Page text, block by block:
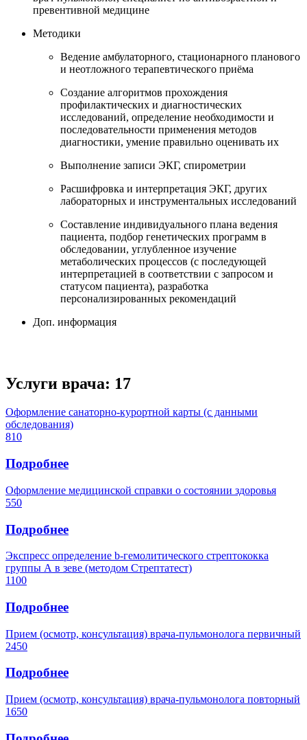
превентивной медицине
Методики
Ведение амбулаторного, стационарного планового
и неотложного терапевтического приёма
Создание алгоритмов прохождения
профилактических и диагностических
исследований, определение необходимости и
последовательности применения методов
диагностики, умение правильно оценивать их
Выполнение записи ЭКГ, спирометрии
Расшифровка и интерпретация ЭКГ, других
лабораторных и инструментальных исследований
Составление индивидуального плана ведения
пациента, подбор генетических программ в
обследовании, углубленное изучение
метаболических процессов (с последующей
интерпретацией в соответствии с запросом и
статусом пациента), разработка
персонализированных рекомендаций
Доп. информация
Услуги врача: 17
Оформление санаторно-курортной карты (с данными
обследования)
810
Подробнее
Оформление медицинской справки о состоянии здоровья
550
Подробнее
Экспресс определение b-гемолитического стрептококка
группы А в зеве (методом Стрептатест)
1100
Подробнее
Прием (осмотр, консультация) врача-пульмонолога первичный
2450
Подробнее
Прием (осмотр, консультация) врача-пульмонолога повторный
1650